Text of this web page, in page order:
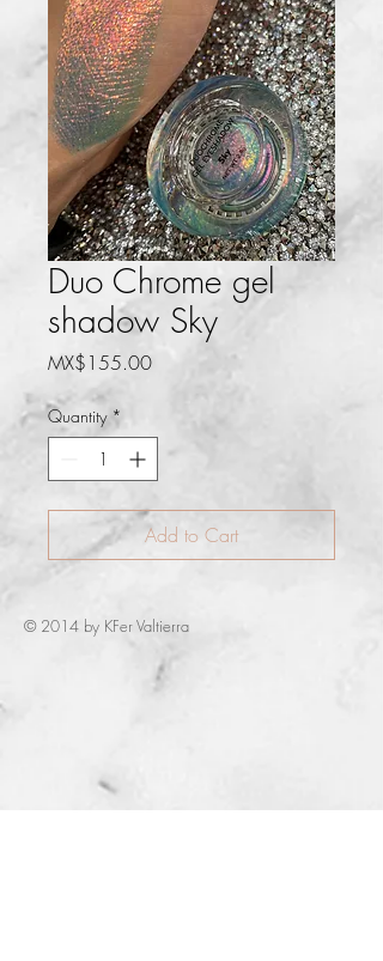
Duo Chrome gel
shadow Sky
MX$155.00Price
Quantity *
Add to Cart
© 2014 by KFer Valtierra